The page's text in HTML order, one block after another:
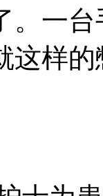
。一
这样